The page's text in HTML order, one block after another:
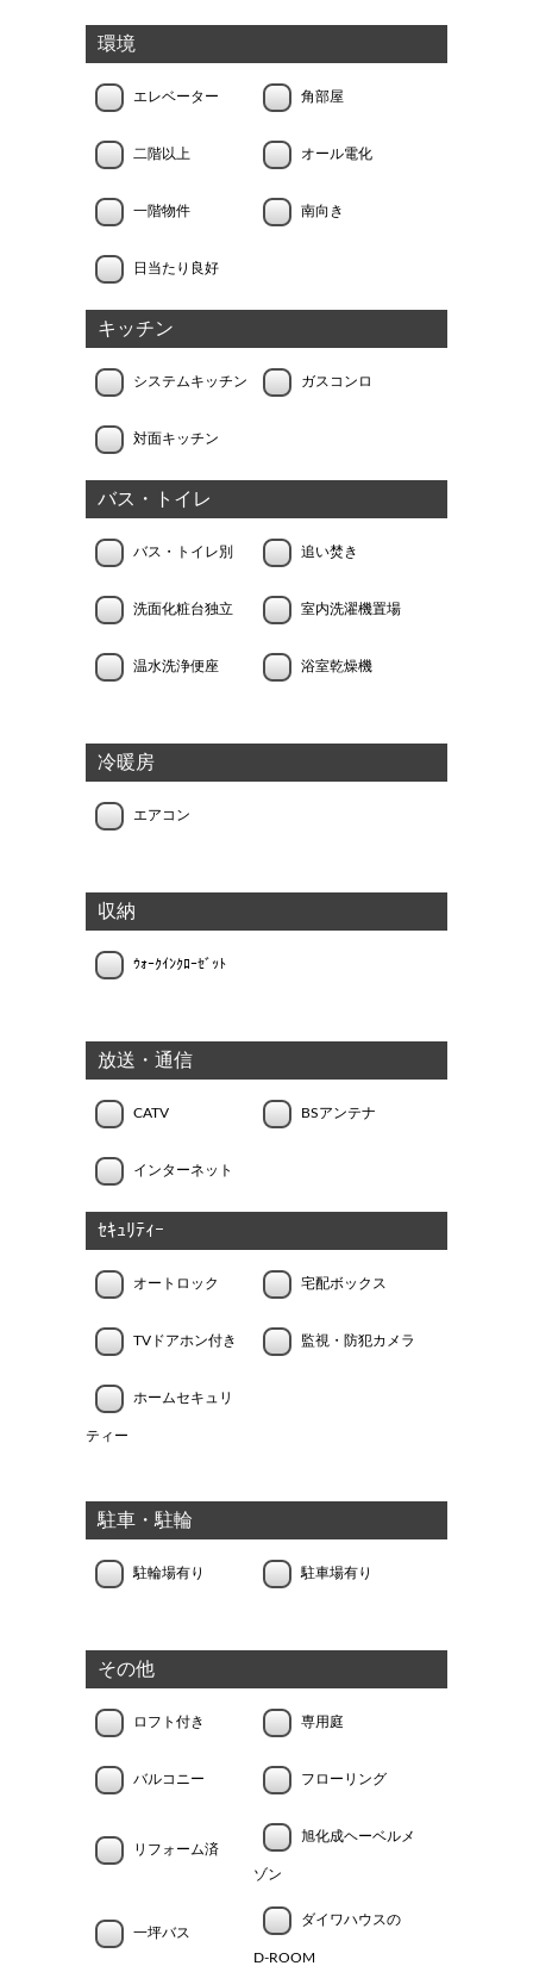
環境
エレベーター 角部屋
二階以上 オール電化
一階物件 南向き
日当たり良好
キッチン
システムキッチン ガスコンロ
対面キッチン
バス・トイレ
バス・トイレ別 追い焚き
洗面化粧台独立 室内洗濯機置場
温水洗浄便座 浴室乾燥機
冷暖房
エアコン
収納
ｳｫｰｸｲﾝｸﾛｰｾﾞｯﾄ
放送・通信
CATV BSアンテナ
インターネット
ｾｷｭﾘﾃｨｰ
オートロック 宅配ボックス
TVドアホン付き 監視・防犯カメラ
ホームセキュリ
ティー
駐車・駐輪
駐輪場有り 駐車場有り
その他
ロフト付き 専用庭
バルコニー フローリング
リフォーム済
旭化成ヘーベルメ
ゾン
一坪バス
ダイワハウスの
D-ROOM